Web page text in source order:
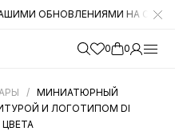
НА САЙТЕ. А
0 0
/ МИНИАТЮРНЫЙ
И ЛОГОТИПОМ DI